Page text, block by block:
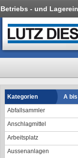
Betriebs - und
Kategorien
A bis
Abfallsammler
Anschlagmittel
Arbeitsplatz
Aussenanlagen